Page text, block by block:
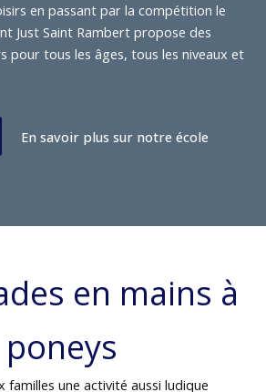
en passant par la compétition le
Just Saint Rambert propose des
pour tous les âges, tous les niveaux et
En savoir plus sur notre école
en mains à
poneys
familles une activité aussi ludique